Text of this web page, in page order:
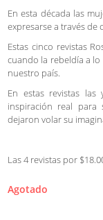
En esta década las
expresarse a través de
Estas cinco revistas
cuando la rebeldía a
nuestro país.
En estas revistas
inspiración real para
dejaron volar su
Las 4 revistas por
Agotado